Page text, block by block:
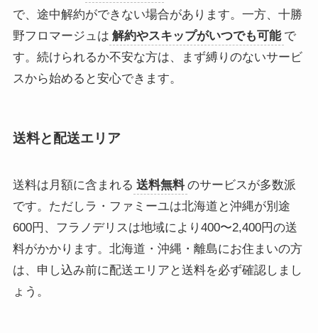
で、途中解約ができない場合があります。一方、十勝
野フロマージュは 解約やスキップがいつでも可能 で
す。続けられるか不安な方は、まず縛りのないサービ
スから始めると安心できます。
送料と配送エリア
送料は月額に含まれる 送料無料 のサービスが多数派
です。ただしラ・ファミーユは北海道と沖縄が別途
600円、フラノデリスは地域により400〜2,400円の送
料がかかります。北海道・沖縄・離島にお住まいの方
は、申し込み前に配送エリアと送料を必ず確認しまし
ょう。